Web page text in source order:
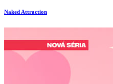
Naked Attraction